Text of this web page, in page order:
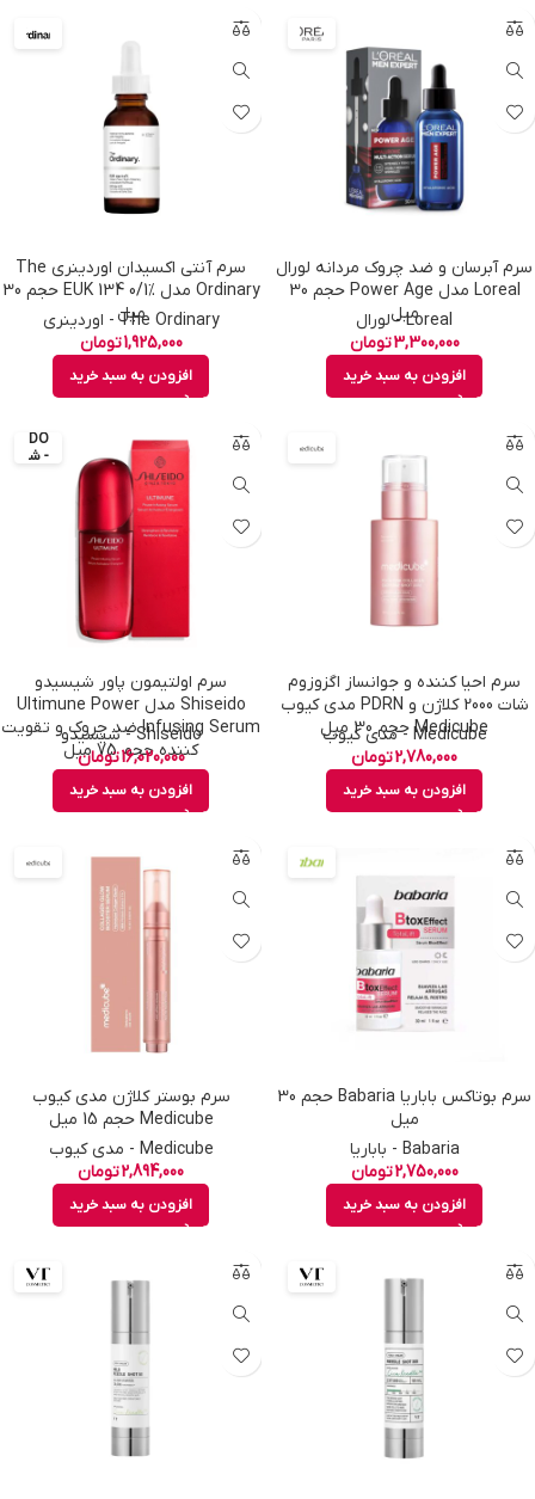
سرم آبرسان و ضد چروک مردانه لورال
Loreal مدل Power Age حجم 30
میلLoreal - لورال
3,300,000تومان
افزودن به سبد خرید
سرم آنتی اکسیدان اوردینری The
Ordinary مدل EUK 134 0/1% حجم 30
میل
The Ordinary - اوردینری
1,925,000تومان
افزودن به سبد خرید
سرم احیا کننده و جوانساز اگزوزوم
شات 2000 کلاژن و PDRN مدی کیوب
Medicube حجم 30 میل
Medicube - مدی کیوب
2,780,000تومان
افزودن به سبد خرید
DO
- ش
سرم اولتیمون پاور شیسیدو
Shiseido مدل Ultimune Power
Infusing Serum ضد چروک و تقویت
کننده حجم 75 میل
Shiseido - شیسیدو
16,020,000تومان
افزودن به سبد خرید
سرم بوتاکس باباریا Babaria حجم 30
میل
Babaria - باباریا
2,750,000تومان
افزودن به سبد خرید
سرم بوستر کلاژن مدی کیوب
Medicube حجم 15 میل
Medicube - مدی کیوب
2,894,000تومان
افزودن به سبد خرید